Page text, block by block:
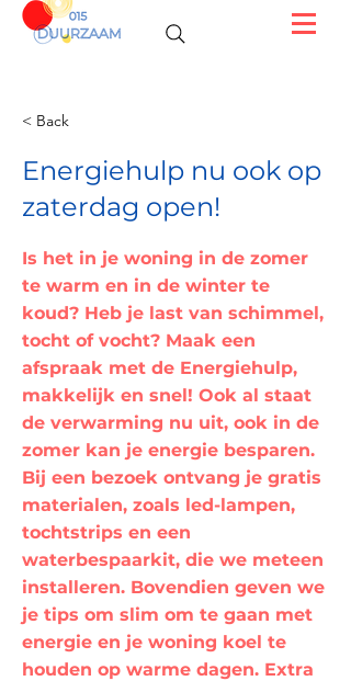
< Back
Energiehulp nu ook op
zaterdag open!
Is het in je woning in de zomer
te warm en in de winter te
koud? Heb je last van schimmel,
tocht of vocht? Maak een
afspraak met de Energiehulp,
makkelijk en snel! Ook al staat
de verwarming nu uit, ook in de
zomer kan je energie besparen.
Bij een bezoek ontvang je gratis
materialen, zoals led-lampen,
tochtstrips en een
waterbespaarkit, die we meteen
installeren. Bovendien geven we
je tips om slim om te gaan met
energie en je woning koel te
houden op warme dagen. Extra